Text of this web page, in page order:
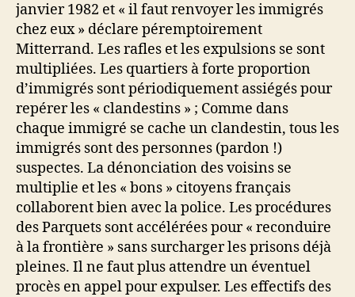
janvier 1982 et « il faut renvoyer les immigrés
chez eux » déclare péremptoirement
Mitterrand. Les rafles et les expulsions se sont
multipliées. Les quartiers à forte proportion
d’immigrés sont périodiquement assiégés pour
repérer les « clandestins » ; Comme dans
chaque immigré se cache un clandestin, tous les
immigrés sont des personnes (pardon !)
suspectes. La dénonciation des voisins se
multiplie et les « bons » citoyens français
collaborent bien avec la police. Les procédures
des Parquets sont accélérées pour « reconduire
à la frontière » sans surcharger les prisons déjà
pleines. Il ne faut plus attendre un éventuel
procès en appel pour expulser. Les effectifs des